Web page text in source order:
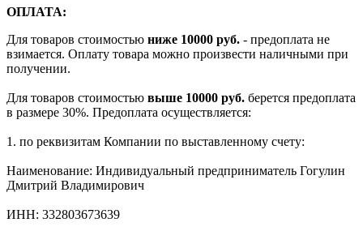
ОПЛАТА:
Для товаров стоимостью ниже 10000 руб. - предоплата не
взимается. Оплату товара можно произвести наличными при
получении.
Для товаров стоимостью выше 10000 руб. берется предоплата
в размере 30%. Предоплата осуществляется:
1. по реквизитам Компании по выставленному счету:
Наименование: Индивидуальный предприниматель Гогулин
Дмитрий Владимирович
ИНН: 332803673639